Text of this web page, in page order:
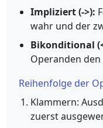
Impliziert (->):
wahr und der
Bikonditional
Operanden
Reihenfolge der
Klammern:
zuerst